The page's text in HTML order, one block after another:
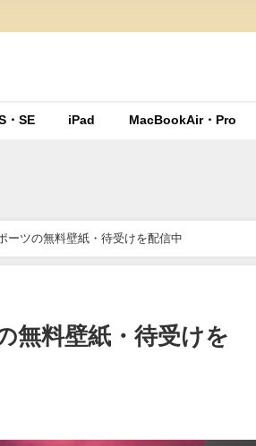
・SE iPad MacBookAir・Pro
ーツの無料壁紙・待受けを配信中
無料壁紙・待受けを